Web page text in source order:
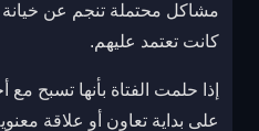
مشاكل محتملة تنجم عن
كانت تعتمد عليهم.
إذا حلمت الفتاة بأنها تسبح
على بداية تعاون أو علاقة